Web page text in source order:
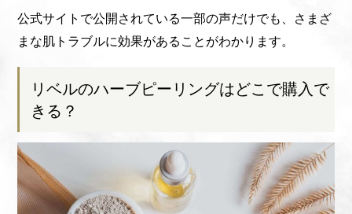
公式サイトで公開されている一部の声だけでも、さまざ
まな肌トラブルに効果があることがわかります。
リベルのハーブピーリングはどこで購入で
きる？